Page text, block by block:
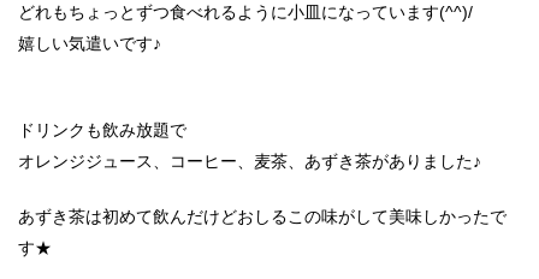
どれもちょっとずつ食べれるように小皿になっています(^^)/
嬉しい気遣いです♪
ドリンクも飲み放題で
オレンジジュース、コーヒー、麦茶、あずき茶がありました♪
あずき茶は初めて飲んだけどおしるこの味がして美味しかったで
す★